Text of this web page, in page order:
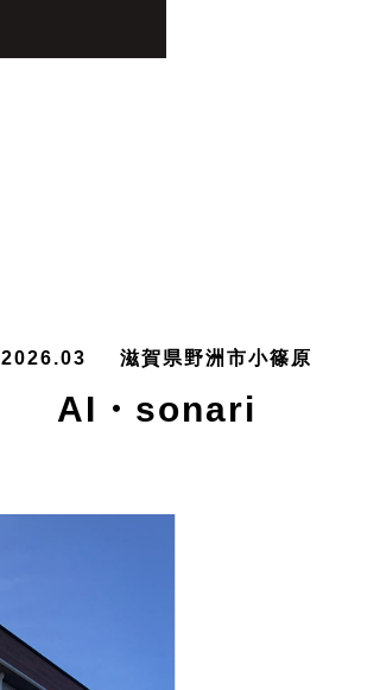
2026.03 滋賀県野洲市小篠原
AI・sonari